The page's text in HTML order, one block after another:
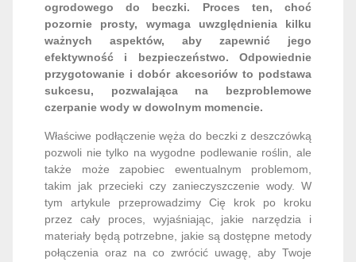
ogrodowego do beczki. Proces ten, choć
pozornie prosty, wymaga uwzględnienia kilku
ważnych aspektów, aby zapewnić jego
efektywność i bezpieczeństwo. Odpowiednie
przygotowanie i dobór akcesoriów to podstawa
sukcesu, pozwalająca na bezproblemowe
czerpanie wody w dowolnym momencie.
Właściwe podłączenie węża do beczki z deszczówką
pozwoli nie tylko na wygodne podlewanie roślin, ale
także może zapobiec ewentualnym problemom,
takim jak przecieki czy zanieczyszczenie wody. W
tym artykule przeprowadzimy Cię krok po kroku
przez cały proces, wyjaśniając, jakie narzędzia i
materiały będą potrzebne, jakie są dostępne metody
połączenia oraz na co zwrócić uwagę, aby Twoje